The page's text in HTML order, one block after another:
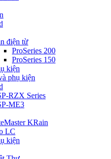
điện từ
ProSeries 200
ProSeries 150
kiện
phụ kiện
RZX Series
ME3
KRain
LC
kiện